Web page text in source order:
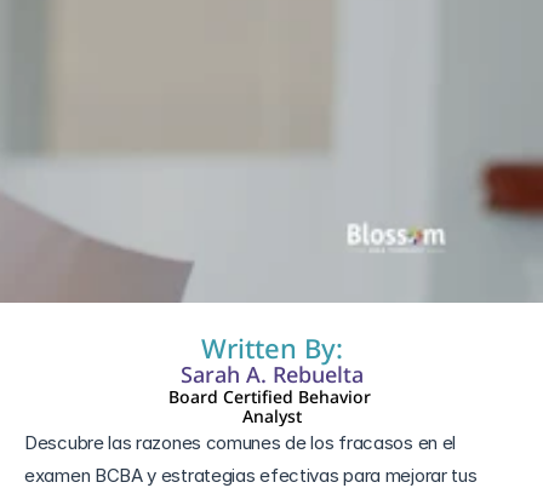
1 nov 2024
Written By:
Sarah A. Rebuelta
Board Certified Behavior
Analyst
Descubre las razones comunes de los fracasos en el
examen BCBA y estrategias efectivas para mejorar tus